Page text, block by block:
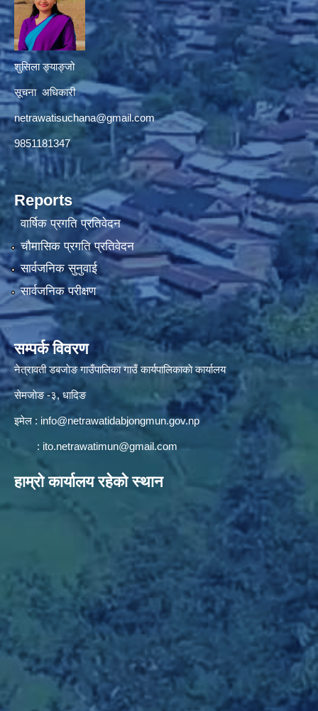
शुसिला ङ्याङ्जो
सूचना अधिकारी
netrawatisuchana@gmail.com
9851181347
Reports
वार्षिक प्रगति प्रतिवेदन
चौमासिक प्रगति प्रतिवेदन
सार्वजनिक सुनुवाई
सार्वजनिक परीक्षण
सम्पर्क विवरण
नेत्रावती डबजाेङ गाउँपालिका गाउँ कार्यपालिकाकाे कार्यालय
सेमजाेङ -३, धादिङ
इमेल : info@netrawatidabjongmun.gov.np
: ito.netrawatimun@gmail.com
हाम्राे कार्यालय रहेकाे स्थान